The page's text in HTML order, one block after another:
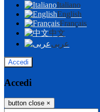
Italiano
English
Français
中文
عربى
Accedi
Accedi
button close ×